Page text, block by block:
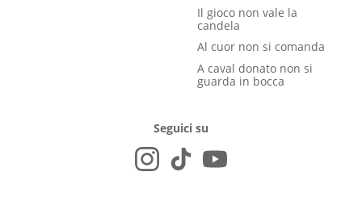
Il gioco non vale la
candela
Al cuor non si comanda
A caval donato non si
guarda in bocca
Seguici su